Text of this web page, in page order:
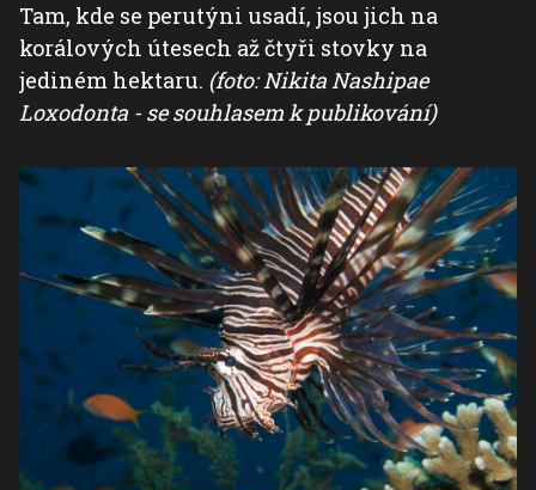
Tam, kde se perutýni usadí, jsou jich na
korálových útesech až čtyři stovky na
jediném hektaru. (foto: Nikita Nashipae
Loxodonta - se souhlasem k publikování)